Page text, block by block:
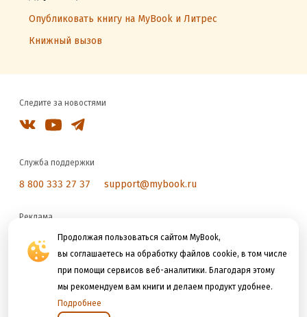
Продолжая пользоваться сайтом MyBook,
вы соглашаетесь на обработку файлов cookie, в том числе
при помощи сервисов веб-аналитики. Благодаря этому
мы рекомендуем вам книги и делаем продукт удобнее.
Подробнее
Опубликовать книгу на MyBook и Литрес
Книжный вызов
Следите за новостями
Служба поддержки
8 800 333 27 37 support@mybook.ru
Реклама
reklama@litres.ru
Мы принимаем к оплате